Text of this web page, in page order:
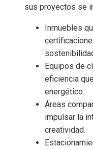
sus proyectos se
Inmuebles
Equipos de
eficiencia
energético.
Áreas
impulsar la
creatividad.